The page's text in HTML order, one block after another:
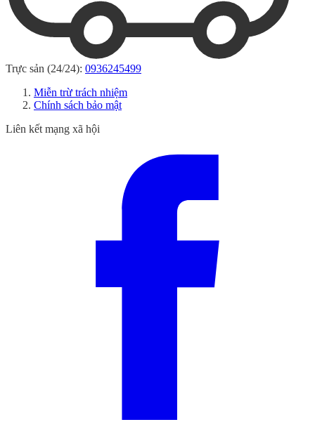
Trực sản (24/24): 0936245499
Miễn trừ trách nhiệm
Chính sách bảo mật
Liên kết mạng xã hội